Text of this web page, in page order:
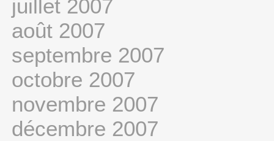
juillet 2007
août 2007
septembre 2007
octobre 2007
novembre 2007
décembre 2007